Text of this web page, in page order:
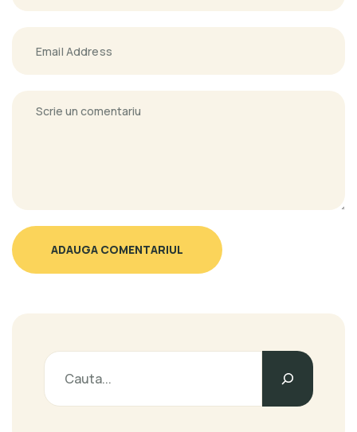
ADAUGA COMENTARIUL